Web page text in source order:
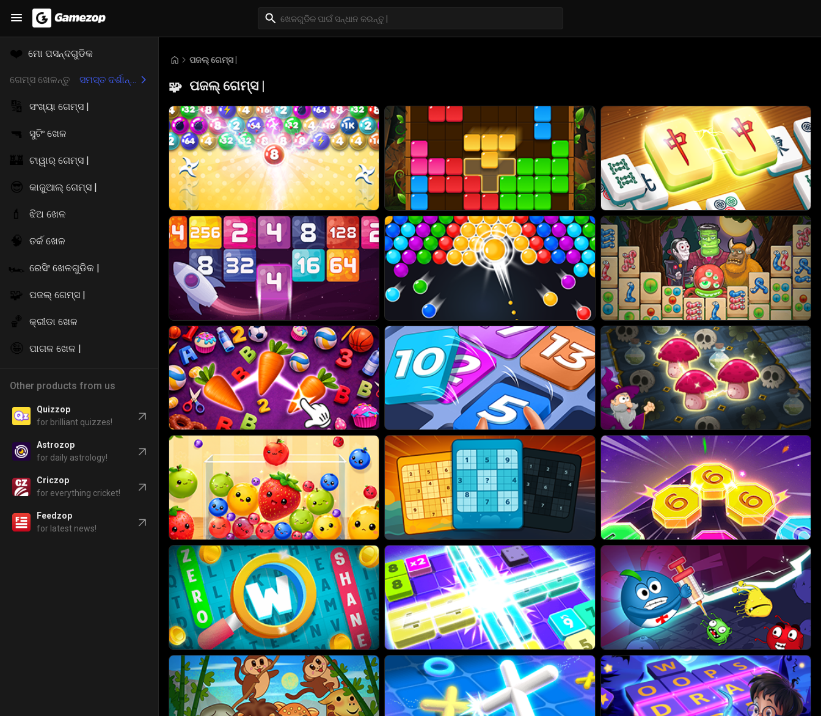
❤️ ମୋ ପସନ୍ଦଗୁଡିକ
ଗେମ୍ସ ଖେଳନ୍ତୁ ସମସ୍ତ ଦର୍ଶାନ୍ତୁ
🔢 ସଂଖ୍ୟା ଗେମ୍ସ |
🔫 ସୁଟିଂ ଖେଳ
🏰 ଟାୱାର୍ ଗେମ୍ସ |
😎 କାଜୁଆଲ୍ ଗେମ୍ସ |
💄 ଝିଅ ଖେଳ
🧠 ତର୍କ ଖେଳ
🏎️ ରେସିଂ ଖେଳଗୁଡିକ |
🧩 ପଜଲ୍ ଗେମ୍ସ |
🏀 କ୍ରୀଡା ଖେଳ
🤪 ପାଗଳ ଖେଳ |
Other products from us
Quizzop
for brilliant quizzes!
Astrozop
for daily astrology!
Criczop
for everything cricket!
Feedzop
for latest news!
ପଜଲ୍ ଗେମ୍ସ |
🧩 ପଜଲ୍ ଗେମ୍ସ |